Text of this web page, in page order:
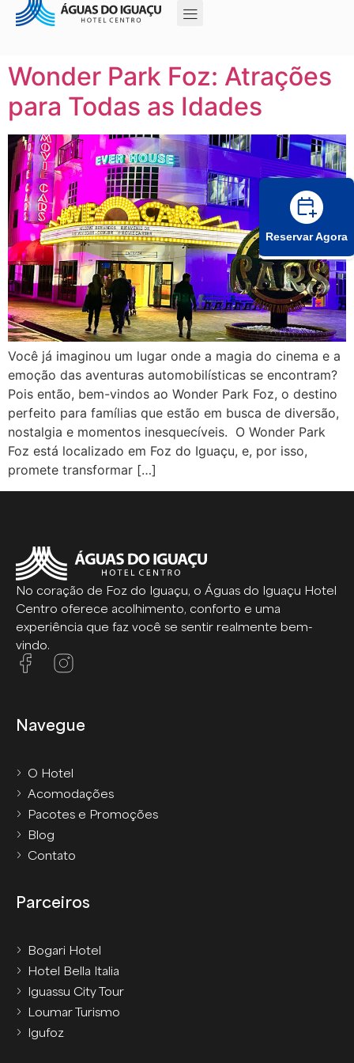
Wonder Park Foz: Atrações
para Todas as Idades
Você já imaginou um lugar onde a magia do cinema e a
emoção das aventuras automobilísticas se encontram?
Pois então, bem-vindos ao Wonder Park Foz, o destino
perfeito para famílias que estão em busca de diversão,
nostalgia e momentos inesquecíveis. O Wonder Park
Foz está localizado em Foz do Iguaçu, e, por isso,
promete transformar […]
No coração de Foz do Iguaçu, o Águas do Iguaçu Hotel
Centro oferece acolhimento, conforto e uma
experiência que faz você se sentir realmente bem-
vindo.
Navegue
O Hotel
Acomodações
Pacotes e Promoções
Blog
Contato
Parceiros
Bogari Hotel
Hotel Bella Italia
Iguassu City Tour
Loumar Turismo
Igufoz
Reservar Agora